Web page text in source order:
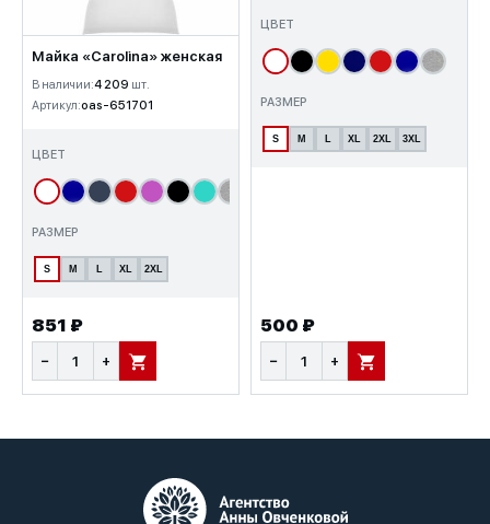
Майка «Carolina» женская
В наличии:4 209 шт.
Артикул:oas-651701
ЦВЕТ
РАЗМЕР
S M L XL 2XL
851 ₽
− + В КОРЗИНУ
ЦВЕТ
РАЗМЕР
S M XL 2XL 3XL
500 ₽
− + В КОРЗИНУ